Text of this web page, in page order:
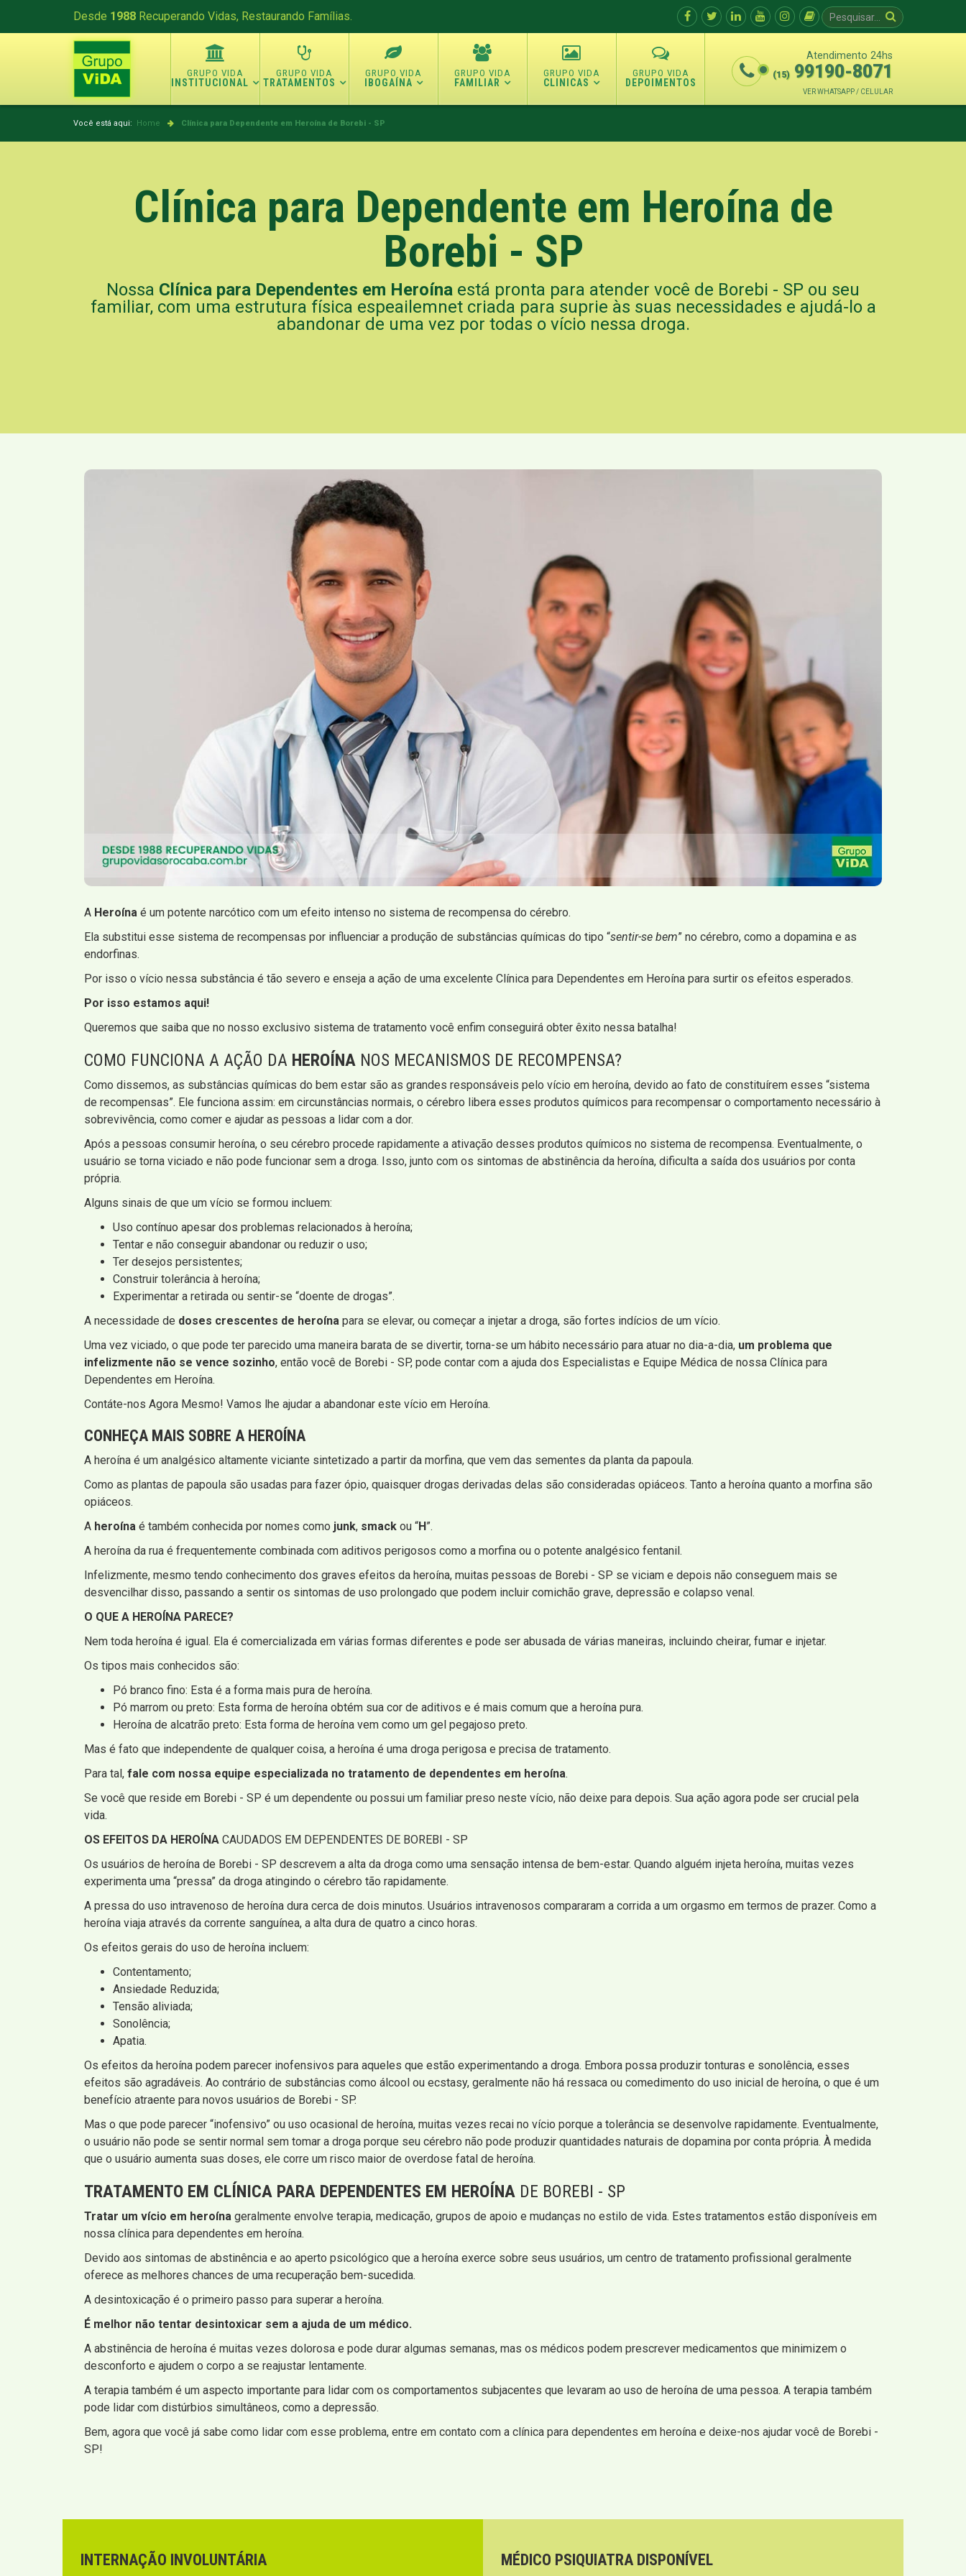
Desde 1988 Recuperando Vidas, Restaurando Famílias.
INSTITUCIONAL TRATAMENTOS IBOGAÍNA FAMILIAR CLINICAS DEPOIMENTOS
Atendimento 24hs
(15) 99190-8071
VER WHATSAPP / CELULAR
Você está aqui: Home Clínica para Dependente em Heroína de Borebi - SP
Clínica para Dependente em Heroína de
Borebi - SP
Nossa Clínica para Dependentes em Heroína está pronta para atender você de Borebi - SP ou seu
familiar, com uma estrutura física espeailemnet criada para suprie às suas necessidades e ajudá-lo a
abandonar de uma vez por todas o vício nessa droga.
A Heroína é um potente narcótico com um efeito intenso no sistema de recompensa do cérebro.
Ela substitui esse sistema de recompensas por influenciar a produção de substâncias químicas do tipo “sentir-se bem” no cérebro, como a dopamina e as
endorfinas.
Por isso o vício nessa substância é tão severo e enseja a ação de uma excelente Clínica para Dependentes em Heroína para surtir os efeitos esperados.
Por isso estamos aqui!
Queremos que saiba que no nosso exclusivo sistema de tratamento você enfim conseguirá obter êxito nessa batalha!
COMO FUNCIONA A AÇÃO DA HEROÍNA NOS MECANISMOS DE RECOMPENSA?
Como dissemos, as substâncias químicas do bem estar são as grandes responsáveis pelo vício em heroína, devido ao fato de constituírem esses “sistema
de recompensas”. Ele funciona assim: em circunstâncias normais, o cérebro libera esses produtos químicos para recompensar o comportamento necessário à
sobrevivência, como comer e ajudar as pessoas a lidar com a dor.
Após a pessoas consumir heroína, o seu cérebro procede rapidamente a ativação desses produtos químicos no sistema de recompensa. Eventualmente, o
usuário se torna viciado e não pode funcionar sem a droga. Isso, junto com os sintomas de abstinência da heroína, dificulta a saída dos usuários por conta
própria.
Alguns sinais de que um vício se formou incluem:
Uso contínuo apesar dos problemas relacionados à heroína;
Tentar e não conseguir abandonar ou reduzir o uso;
Ter desejos persistentes;
Construir tolerância à heroína;
Experimentar a retirada ou sentir-se “doente de drogas”.
A necessidade de doses crescentes de heroína para se elevar, ou começar a injetar a droga, são fortes indícios de um vício.
Uma vez viciado, o que pode ter parecido uma maneira barata de se divertir, torna-se um hábito necessário para atuar no dia-a-dia, um problema que
infelizmente não se vence sozinho, então você de Borebi - SP, pode contar com a ajuda dos Especialistas e Equipe Médica de nossa Clínica para
Dependentes em Heroína.
Contáte-nos Agora Mesmo! Vamos lhe ajudar a abandonar este vício em Heroína.
CONHEÇA MAIS SOBRE A HEROÍNA
A heroína é um analgésico altamente viciante sintetizado a partir da morfina, que vem das sementes da planta da papoula.
Como as plantas de papoula são usadas para fazer ópio, quaisquer drogas derivadas delas são consideradas opiáceos. Tanto a heroína quanto a morfina são
opiáceos.
A heroína é também conhecida por nomes como junk, smack ou “H”.
A heroína da rua é frequentemente combinada com aditivos perigosos como a morfina ou o potente analgésico fentanil.
Infelizmente, mesmo tendo conhecimento dos graves efeitos da heroína, muitas pessoas de Borebi - SP se viciam e depois não conseguem mais se
desvencilhar disso, passando a sentir os sintomas de uso prolongado que podem incluir comichão grave, depressão e colapso venal.
O QUE A HEROÍNA PARECE?
Nem toda heroína é igual. Ela é comercializada em várias formas diferentes e pode ser abusada de várias maneiras, incluindo cheirar, fumar e injetar.
Os tipos mais conhecidos são:
Pó branco fino: Esta é a forma mais pura de heroína.
Pó marrom ou preto: Esta forma de heroína obtém sua cor de aditivos e é mais comum que a heroína pura.
Heroína de alcatrão preto: Esta forma de heroína vem como um gel pegajoso preto.
Mas é fato que independente de qualquer coisa, a heroína é uma droga perigosa e precisa de tratamento.
Para tal, fale com nossa equipe especializada no tratamento de dependentes em heroína.
Se você que reside em Borebi - SP é um dependente ou possui um familiar preso neste vício, não deixe para depois. Sua ação agora pode ser crucial pela
vida.
OS EFEITOS DA HEROÍNA CAUDADOS EM DEPENDENTES DE BOREBI - SP
Os usuários de heroína de Borebi - SP descrevem a alta da droga como uma sensação intensa de bem-estar. Quando alguém injeta heroína, muitas vezes
experimenta uma “pressa” da droga atingindo o cérebro tão rapidamente.
A pressa do uso intravenoso de heroína dura cerca de dois minutos. Usuários intravenosos compararam a corrida a um orgasmo em termos de prazer. Como a
heroína viaja através da corrente sanguínea, a alta dura de quatro a cinco horas.
Os efeitos gerais do uso de heroína incluem:
Contentamento;
Ansiedade Reduzida;
Tensão aliviada;
Sonolência;
Apatia.
Os efeitos da heroína podem parecer inofensivos para aqueles que estão experimentando a droga. Embora possa produzir tonturas e sonolência, esses
efeitos são agradáveis. Ao contrário de substâncias como álcool ou ecstasy, geralmente não há ressaca ou comedimento do uso inicial de heroína, o que é um
benefício atraente para novos usuários de Borebi - SP.
Mas o que pode parecer “inofensivo” ou uso ocasional de heroína, muitas vezes recai no vício porque a tolerância se desenvolve rapidamente. Eventualmente,
o usuário não pode se sentir normal sem tomar a droga porque seu cérebro não pode produzir quantidades naturais de dopamina por conta própria. À medida
que o usuário aumenta suas doses, ele corre um risco maior de overdose fatal de heroína.
TRATAMENTO EM CLÍNICA PARA DEPENDENTES EM HEROÍNA DE BOREBI - SP
Tratar um vício em heroína geralmente envolve terapia, medicação, grupos de apoio e mudanças no estilo de vida. Estes tratamentos estão disponíveis em
nossa clínica para dependentes em heroína.
Devido aos sintomas de abstinência e ao aperto psicológico que a heroína exerce sobre seus usuários, um centro de tratamento profissional geralmente
oferece as melhores chances de uma recuperação bem-sucedida.
A desintoxicação é o primeiro passo para superar a heroína.
É melhor não tentar desintoxicar sem a ajuda de um médico.
A abstinência de heroína é muitas vezes dolorosa e pode durar algumas semanas, mas os médicos podem prescrever medicamentos que minimizem o
desconforto e ajudem o corpo a se reajustar lentamente.
A terapia também é um aspecto importante para lidar com os comportamentos subjacentes que levaram ao uso de heroína de uma pessoa. A terapia também
pode lidar com distúrbios simultâneos, como a depressão.
Bem, agora que você já sabe como lidar com esse problema, entre em contato com a clínica para dependentes em heroína e deixe-nos ajudar você de Borebi -
SP!
INTERNAÇÃO INVOLUNTÁRIA MÉDICO PSIQUIATRA DISPONÍVEL